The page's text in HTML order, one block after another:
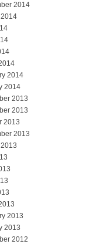
2014
2014
2014
2013
2013
2013
2013
2013
2013
2012